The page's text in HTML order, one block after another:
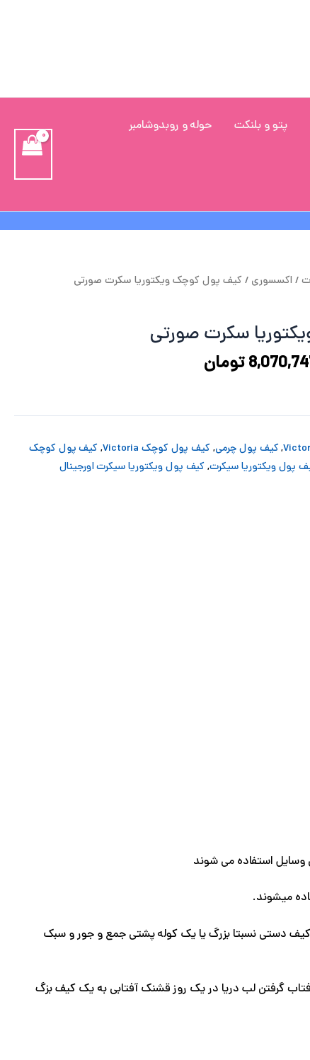
پتو و بلنکت حوله و روبدوشامبر
/ اکسسوری / کیف پول کوچک ویکتوریا سکرت صورتی
سکرت صورتی
تومان
قیمت
است.
,کیف پول چرمی, کیف پول کوچک Victoria , کیف پول کوچک
پول ویکتوریا سیکرت, کیف پول ویکتوریا سیکرت اورجینال
وسایل استفاده می شوند
میشوند.
کیف دستی نسبتا بزرگ یا یک کوله پشتی جمع و جور و سبک
آفتاب گرفتن لب دریا در یک روز قشنک آفتابی به یک کیف بزگ